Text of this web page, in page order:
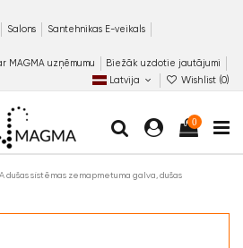
Salons
Santehnikas E-veikals
MAGMA uzņēmumu
Biežāk uzdotie jautājumi
Latvija
Wishlist (0)
0
dušas sistēmas zemapmetuma galva, dušas